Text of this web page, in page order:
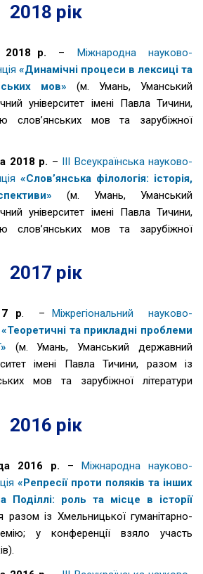
2018 рік
2018 р. –
Міжнародна науково-
«Динамічні процеси в лексиці та
мов»
(м. Умань, Уманський
університет імені Павла Тичини,
слов’янських мов та зарубіжної
2018 р. – ІІІ Всеукраїнська науково-
«Слов’янська філологія: історія,
(м. Умань, Уманський
університет імені Павла Тичини,
слов’янських мов та зарубіжної
2017 рік
р. –Міжрегіональний науково-
«Теоретичні та прикладні проблеми
(м. Умань, Уманський державний
імені Павла Тичини, разом із
мов та зарубіжної літератури
2016 рік
2016 р. – Міжнародна науково-
«Репресії проти поляків та інших
Поділлі: роль та місце в історії
разом із Хмельницької гуманітарно-
у конференції взяло участь